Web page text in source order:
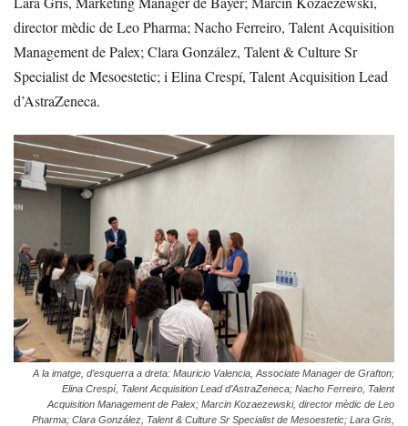
director mèdic de Leo Pharma; Nacho Ferreiro, Talent Acquisition
Management de Palex; Clara González, Talent & Culture Sr
Specialist de Mesoestetic; i Elina Crespí, Talent Acquisition Lead
d’AstraZeneca.
A la imatge, d’esquerra a dreta: Mauricio Valencia, Associate Manager de Grafton;
Elina Crespí, Talent Acquisition Lead d’AstraZeneca; Nacho Ferreiro, Talent
Acquisition Management de Palex; Marcin Kozaezewski, director mèdic de Leo
Pharma; Clara González, Talent & Culture Sr Specialist de Mesoestetic; Lara Gris,